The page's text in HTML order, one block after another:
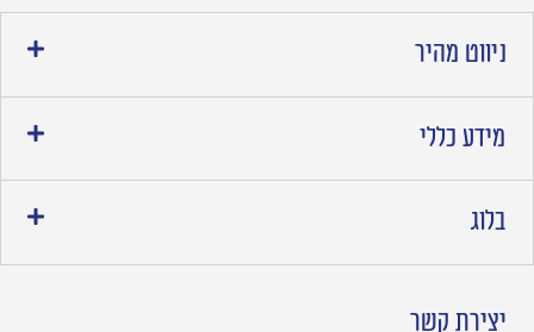
ניווט מהיר
מידע כללי
בלוג
יצירת קשר